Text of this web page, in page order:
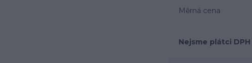
Měrná cena
Nejsme plátci DPH